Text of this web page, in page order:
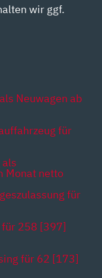
wir ggf.
Neuwagen ab
für
als
Monat netto
für
für 258 [397]
für 62 [173]